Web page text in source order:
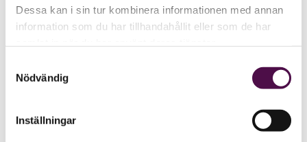
Dessa kan i sin tur kombinera informationen med annan
information som du har tillhandahållit eller som de har
Nödvändig
Inställningar